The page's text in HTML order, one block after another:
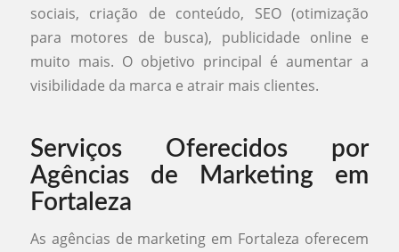
sociais, criação de conteúdo, SEO (otimização
para motores de busca), publicidade online e
muito mais. O objetivo principal é aumentar a
visibilidade da marca e atrair mais clientes.
Serviços Oferecidos por
Agências de Marketing em
Fortaleza
As agências de marketing em Fortaleza oferecem